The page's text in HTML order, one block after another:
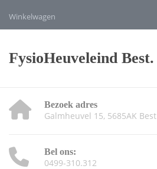
Winkelwagen
FysioHeuveleind Best.
Bezoek adres
Galmheuvel 15, 5685AK Best
Bel ons:
0499-310.312